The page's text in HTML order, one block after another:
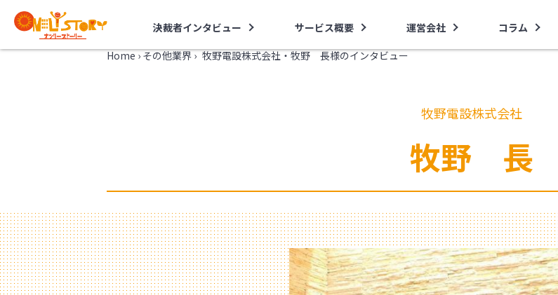
決裁者インタビュー サービス概要 運営会社 コラム
Home › その他業界 › 牧野電設株式会社・牧野 長様のインタビュー
牧野電設株式会社
牧野 長